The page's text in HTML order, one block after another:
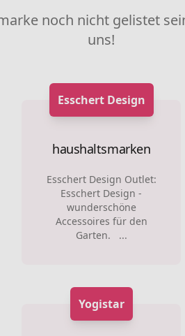
noch nicht gelistet
uns!
Esschert Design
haushaltsmarken
Esschert Design Outlet:
Esschert Design -
wunderschöne
Accessoires für den
Garten. ...
Yogistar